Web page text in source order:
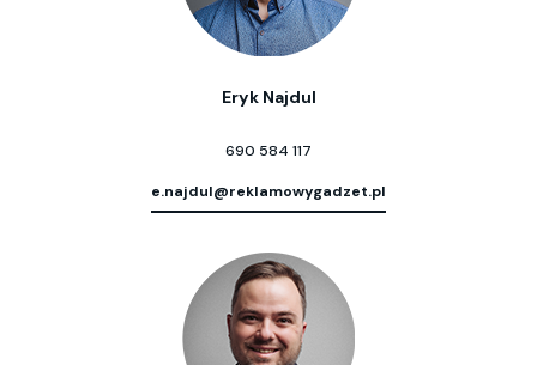
Eryk Najdul
690 584 117
e.najdul@reklamowygadzet.pl